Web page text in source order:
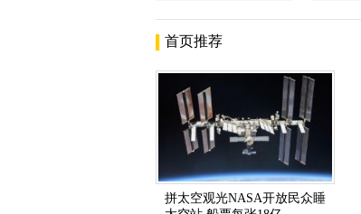
首页推荐
拼太空观光NASA开放民众睡